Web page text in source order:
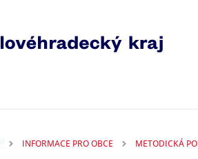
INFORMACE PRO OBCE METODICKÁ